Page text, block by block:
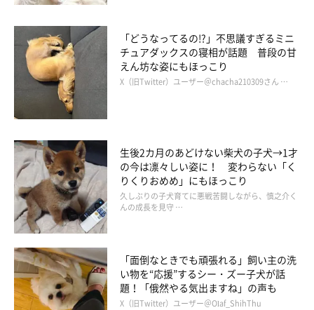
「どうなってるの!?」不思議すぎるミニ
チュアダックスの寝相が話題 普段の甘
えん坊な姿にもほっこり
X（旧Twitter）ユーザー＠chacha210309さん …
生後2カ月のあどけない柴犬の子犬→1才
の今は凛々しい姿に！ 変わらない「く
りくりおめめ」にもほっこり
久しぶりの子犬育てに悪戦苦闘しながら、慎之介く
んの成長を見守 …
「面倒なときでも頑張れる」飼い主の洗
い物を“応援”するシー・ズー子犬が話
題！「俄然やる気出ますね」の声も
X（旧Twitter）ユーザー＠Olaf_ShihThu